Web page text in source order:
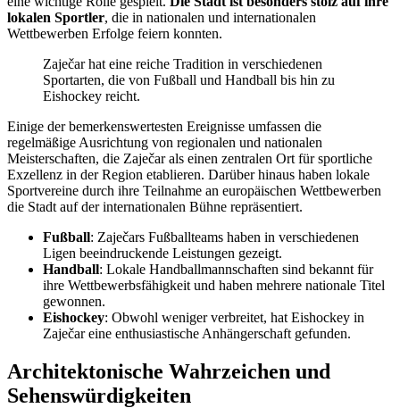
lokalen Sportler, die in nationalen und internationalen
Wettbewerben Erfolge feiern konnten.
Zaječar hat eine reiche Tradition in verschiedenen
Sportarten, die von Fußball und Handball bis hin zu
Eishockey reicht.
Einige der bemerkenswertesten Ereignisse umfassen die
regelmäßige Ausrichtung von regionalen und nationalen
Meisterschaften, die Zaječar als einen zentralen Ort für sportliche
Exzellenz in der Region etablieren. Darüber hinaus haben lokale
Sportvereine durch ihre Teilnahme an europäischen Wettbewerben
die Stadt auf der internationalen Bühne repräsentiert.
Fußball: Zaječars Fußballteams haben in verschiedenen
Ligen beeindruckende Leistungen gezeigt.
Handball: Lokale Handballmannschaften sind bekannt für
ihre Wettbewerbsfähigkeit und haben mehrere nationale Titel
gewonnen.
Eishockey: Obwohl weniger verbreitet, hat Eishockey in
Zaječar eine enthusiastische Anhängerschaft gefunden.
Architektonische Wahrzeichen und
Sehenswürdigkeiten